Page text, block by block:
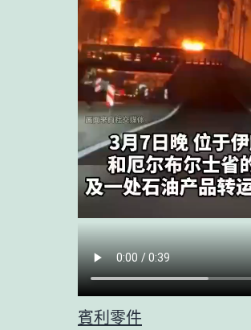
賓利零件